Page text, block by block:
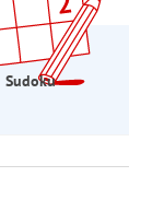
Sudoku